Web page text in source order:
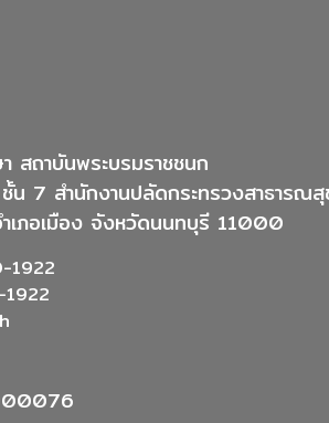
สถาบันพระบรมราชชนก
7 สำนักงานปลัดกระทรวงสาธารณ
เภอเมือง จังหวัดนนทบุรี 11000
1922